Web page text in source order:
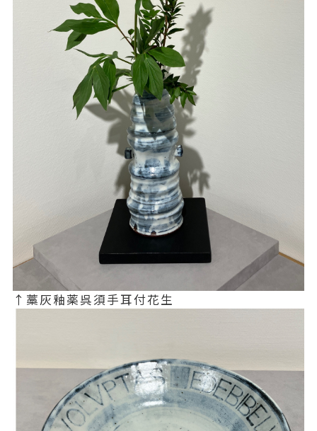
↑藁灰釉薬呉須手耳付花生